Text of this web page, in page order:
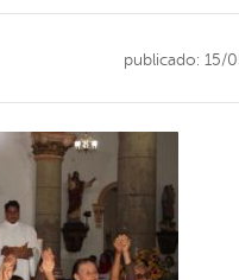
publicado: 15/